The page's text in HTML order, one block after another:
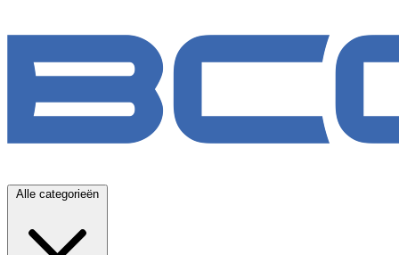
Alle categorieën